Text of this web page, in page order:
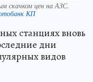
скачком цен на АЗС.
КП
станциях вновь
дни
видов